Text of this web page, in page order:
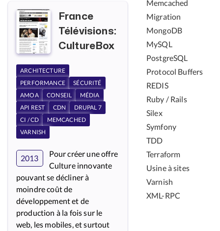
France
Télévisions:
CultureBox
ARCHITECTURE
PERFORMANCE
SÉCURITÉ
AMOA
CONSEIL
MÉDIA
API REST
CDN
DRUPAL 7
CI / CD
MEMCACHED
VARNISH
2013
Pour créer une offre
Culture innovante
pouvant se décliner à
moindre coût de
développement et de
production à la fois sur le
web, les mobiles, et surtout
Memcached
Migration
MongoDB
MySQL
PostgreSQL
Protocol Buffers
REDIS
Ruby / Rails
Silex
Symfony
TDD
Terraform
Usine à sites
Varnish
XML-RPC